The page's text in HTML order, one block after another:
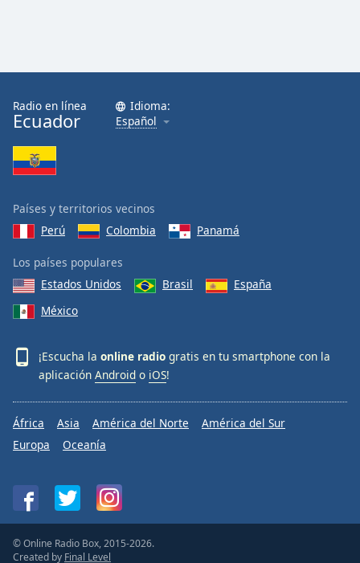
Radio en línea
Ecuador
Idioma:
Español
Países y territorios vecinos
Perú
Colombia Panamá
Los países populares
Estados Unidos
Brasil
España
México
¡Escucha la online radio gratis en tu smartphone con la
aplicación Android o iOS!
África Asia América del Norte
América del Sur
Europa
Oceanía
© Online Radio Box, 2015-2026.
Created by Final Level